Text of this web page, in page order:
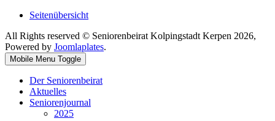
Seitenübersicht
All Rights reserved © Seniorenbeirat Kolpingstadt Kerpen 2026,
Powered by Joomlaplates.
Mobile Menu Toggle
Der Seniorenbeirat
Aktuelles
Seniorenjournal
2025